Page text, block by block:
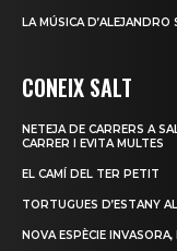
LA MÚSICA
CONEIX SALT
NETEJA DE CARRERS A
CARRER I EVITA MULTES
EL CAMÍ DEL TER PETIT
TORTUGUES D’ESTANY
NOVA ESPÈCIE